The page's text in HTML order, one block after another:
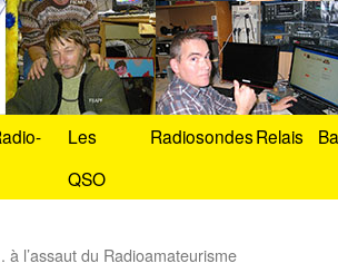
Les
QSO
RadiosondesRelais
l’assaut du Radioamateurisme